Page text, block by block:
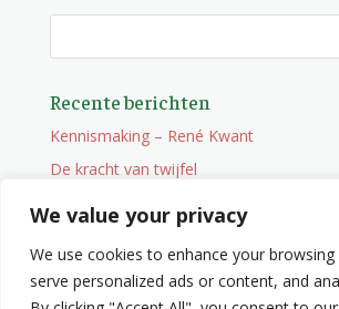
We value your privacy
We use cookies to enhance your browsing
serve personalized ads or content, and
Recente berichten
Kennismaking – René Kwant
De kracht van twijfel
Onderweg
Wat je niet zocht maar wel vindt